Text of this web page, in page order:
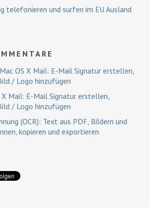
telefonieren und surfen im EU Ausland
Mac OS X Mail: E-Mail Signatur erstellen,
/ Logo hinzufügen
X Mail: E-Mail Signatur erstellen,
/ Logo hinzufügen
(OCR): Text aus PDF, Bildern und
kopieren und exportieren